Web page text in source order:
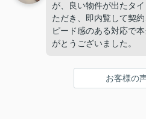
が、良い物件が出たタ
ただき、即内覧して契
ピード感のある対応で
がとうございました。
お客様の